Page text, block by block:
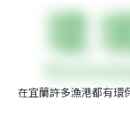
在宜蘭許多漁港都有環